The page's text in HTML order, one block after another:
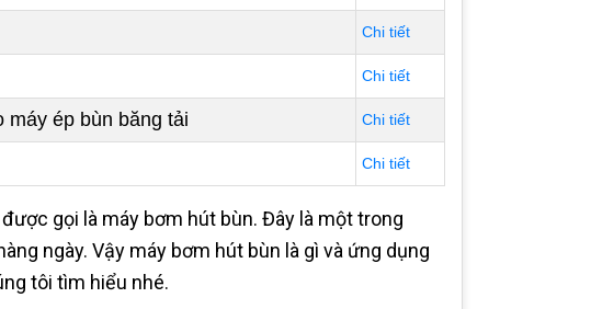
Chi tiết
Chi tiết
ép bùn băng tải Chi tiết
Chi tiết
gọi là máy bơm hút bùn. Đây là một trong
ngày. Vậy máy bơm hút bùn là gì và ứng dụng
tôi tìm hiểu nhé.